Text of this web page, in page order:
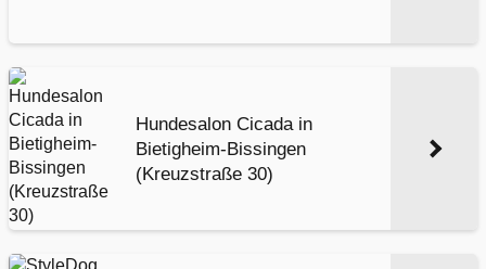
Hundesalon Cicada in
Bietigheim-Bissingen
(Kreuzstraße 30)